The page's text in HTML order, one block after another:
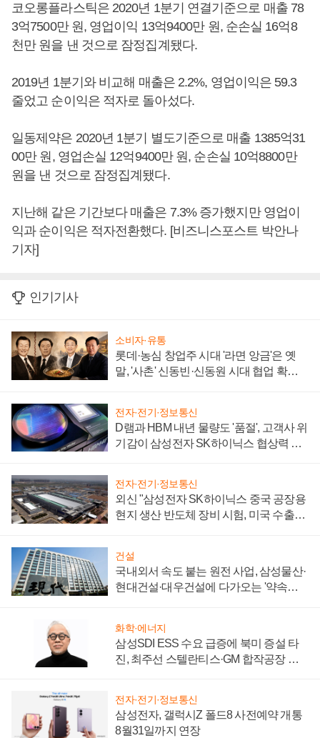
코오롱플라스틱은 2020년 1분기 연결기준으로 매출 78
3억7500만 원, 영업이익 13억9400만 원, 순손실 16억8
천만 원을 낸 것으로 잠정집계됐다.
2019년 1분기와 비교해 매출은 2.2%, 영업이익은 59.3
줄었고 순이익은 적자로 돌아섰다.
일동제약은 2020년 1분기 별도기준으로 매출 1385억31
00만 원, 영업손실 12억9400만 원, 순손실 10억8800만
원을 낸 것으로 잠정집계됐다.
지난해 같은 기간보다 매출은 7.3% 증가했지만 영업이
익과 순이익은 적자전환했다. [비즈니스포스트 박안나
기자]
인기기사
소비자·유통
롯데·농심 창업주 시대 '라면 앙금'은 옛
말, '사촌' 신동빈·신동원 시대 협업 확대
전자·전기·정보통신
D램과 HBM 내년 물량도 '품절', 고객사 위
기감이 삼성전자 SK하이닉스 협상력 더
전자·전기·정보통신
외신 "삼성전자 SK하이닉스 중국 공장용
현지 생산 반도체 장비 시험, 미국 수출통
건설
국내외서 속도 붙는 원전 사업, 삼성물산·
현대건설·대우건설에 다가오는 '약속의
화학·에너지
삼성SDI ESS 수요 급증에 북미 증설 타
진, 최주선 스텔란티스·GM 합작공장 건
전자·전기·정보통신
삼성전자, 갤럭시Z 폴드8 사전예약 개통
8월31일까지 연장